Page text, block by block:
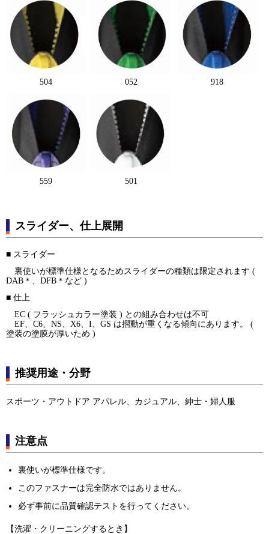
504 052 918
559 501
スライダー、仕上展開
■ スライダー
裏使いが標準仕様となるためスライダーの種類は限定されます (
DAB＊、DFB＊など )
■ 仕上
EC ( フラッシュカラー塗装 ) との組み合わせは不可
EF、C6、NS、X6、I、GS は摺動が重くなる傾向にあります。 (
塗装の塗膜が厚いため )
推奨用途・分野
スポーツ・アウトドア アパレル、カジュアル、紳士・婦人服
注意点
裏使いが標準仕様です。
このファスナーは完全防水ではありません。
必ず事前に品質確認テストを行ってください。
【洗濯・クリーニングするとき】